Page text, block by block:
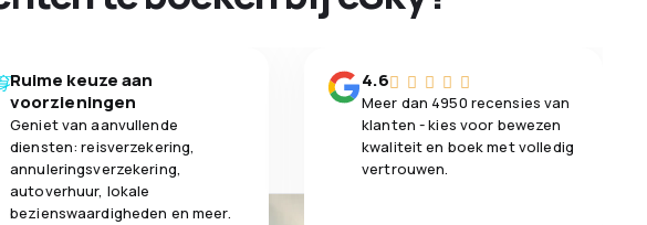
Ruime keuze aan
voorzieningen
Geniet van aanvullende
diensten: reisverzekering,
annuleringsverzekering,
autoverhuur, lokale
bezienswaardigheden en meer.
4.6
Meer dan 4950 recensies van
klanten - kies voor bewezen
kwaliteit en boek met volledig
vertrouwen.